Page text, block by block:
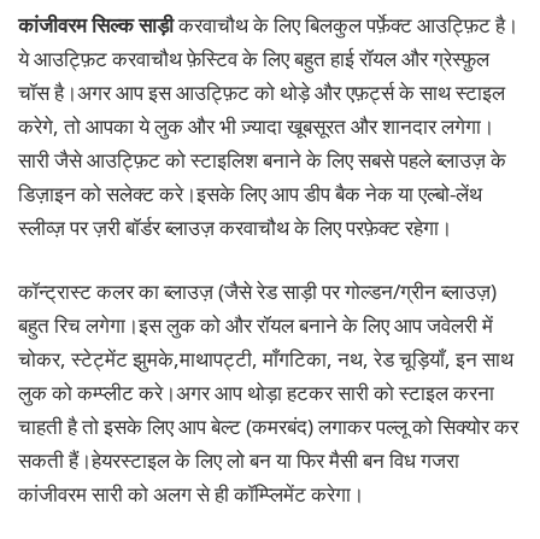
कांजीवरम सिल्क साड़ीकरवाचौथ के लिए बिलकुल पर्फ़ेक्ट आउट्फ़िट है।
ये आउट्फ़िट करवाचौथ फ़ेस्टिव के लिए बहुत हाई रॉयल और ग्रेस्फ़ुल
चॉस है।अगर आप इस आउट्फ़िट को थोड़े और एफ़र्ट्स के साथ स्टाइल
करेगे, तो आपका ये लुक और भी ज़्यादा खूबसूरत और शानदार लगेगा।
सारी जैसे आउट्फ़िट को स्टाइलिश बनाने के लिए सबसे पहले ब्लाउज़ के
डिज़ाइन को सलेक्ट करे।इसके लिए आप डीप बैक नेक या एल्बो-लेंथ
स्लीव्ज़ पर ज़री बॉर्डर ब्लाउज़ करवाचौथ के लिए परफ़ेक्ट रहेगा।
कॉन्ट्रास्ट कलर का ब्लाउज़ (जैसे रेड साड़ी पर गोल्डन/ग्रीन ब्लाउज़)
बहुत रिच लगेगा।इस लुक को और रॉयल बनाने के लिए आप जवेलरी में
चोकर, स्टेट्मेंट झुमके,माथापट्टी, माँगटिका, नथ, रेड चूड़ियाँ, इन साथ
लुक को कम्प्लीट करे।अगर आप थोड़ा हटकर सारी को स्टाइल करना
चाहती है तो इसके लिए आप बेल्ट (कमरबंद) लगाकर पल्लू को सिक्योर कर
सकती हैं।हेयरस्टाइल के लिए लो बन या फिर मैसी बन विध गजरा
कांजीवरम सारी को अलग से ही कॉम्प्लिमेंट करेगा।